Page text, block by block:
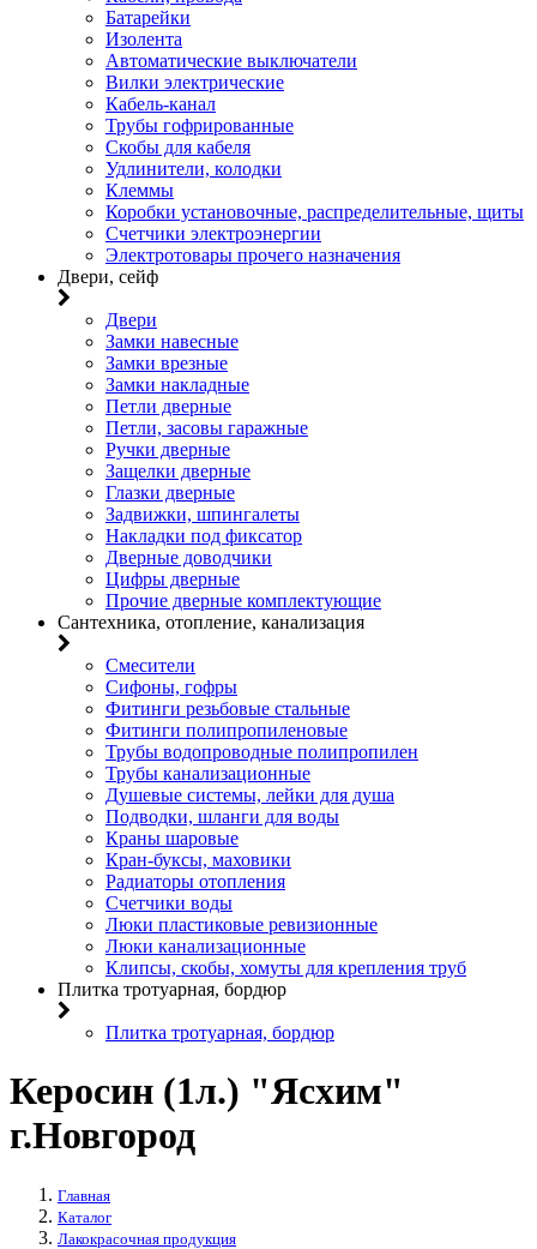
Батарейки
Изолента
Автоматические выключатели
Вилки электрические
Кабель-канал
Трубы гофрированные
Скобы для кабеля
Удлинители, колодки
Клеммы
Коробки установочные, распределительные, щиты
Счетчики электроэнергии
Электротовары прочего назначения
Двери, сейф
Двери
Замки навесные
Замки врезные
Замки накладные
Петли дверные
Петли, засовы гаражные
Ручки дверные
Защелки дверные
Глазки дверные
Задвижки, шпингалеты
Накладки под фиксатор
Дверные доводчики
Цифры дверные
Прочие дверные комплектующие
Сантехника, отопление, канализация
Смесители
Сифоны, гофры
Фитинги резьбовые стальные
Фитинги полипропиленовые
Трубы водопроводные полипропилен
Трубы канализационные
Душевые системы, лейки для душа
Подводки, шланги для воды
Краны шаровые
Кран-буксы, маховики
Радиаторы отопления
Счетчики воды
Люки пластиковые ревизионные
Люки канализационные
Клипсы, скобы, хомуты для крепления труб
Плитка тротуарная, бордюр
Плитка тротуарная, бордюр
Керосин (1л.) "Ясхим"
г.Новгород
Главная
Каталог
Лакокрасочная продукция